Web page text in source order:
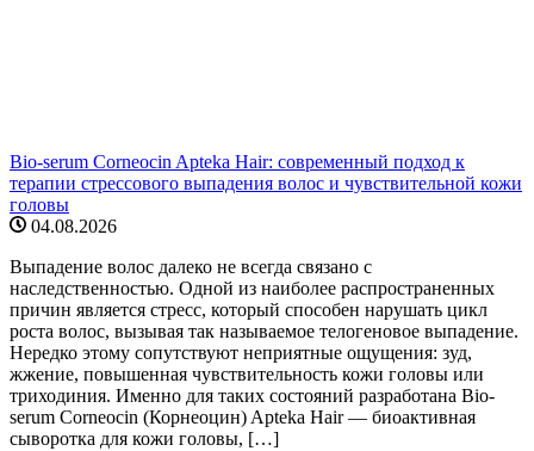
Bio-serum Corneocin Apteka Hair: современный подход к
терапии стрессового выпадения волос и чувствительной кожи
головы
04.08.2026
Выпадение волос далеко не всегда связано с
наследственностью. Одной из наиболее распространенных
причин является стресс, который способен нарушать цикл
роста волос, вызывая так называемое телогеновое выпадение.
Нередко этому сопутствуют неприятные ощущения: зуд,
жжение, повышенная чувствительность кожи головы или
триходиния. Именно для таких состояний разработана Bio-
serum Corneocin (Корнеоцин) Apteka Hair — биоактивная
сыворотка для кожи головы, […]